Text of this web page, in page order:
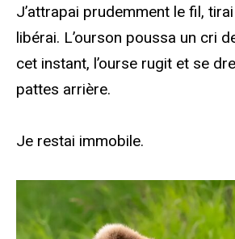
J’attrapai prudemment le fil,
libérai. L’ourson poussa un cri
cet instant, l’ourse rugit et se
pattes arrière.
Je restai immobile.